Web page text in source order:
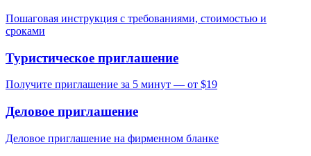
Пошаговая инструкция с требованиями, стоимостью и
сроками
Туристическое приглашение
Получите приглашение за 5 минут — от $19
Деловое приглашение
Деловое приглашение на фирменном бланке